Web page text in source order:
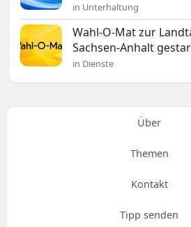
in Unterhaltung
Wahl-O-Mat zur
Sachsen-Anhalt
in Dienste
Über
Themen
Kontakt
Tipp senden